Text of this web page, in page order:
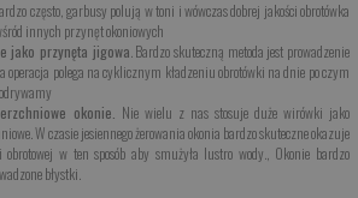
często, garbusy polują w toni i wówczas dobrej jakości obrotówka
innych przynęt okoniowych
jako przynęta jigowa . Bardzo skuteczną metoda jest prowadzenie
operacja polega na cyklicznym kładzeniu obrotówki na dnie po czym
okonie. Nie wielu z nas stosuje duże wirówki jako
W czasie jesiennego żerowania okonia bardzo skuteczne okazuje
w ten sposób aby smużyła lustro wody., Okonie bardzo
błystki.